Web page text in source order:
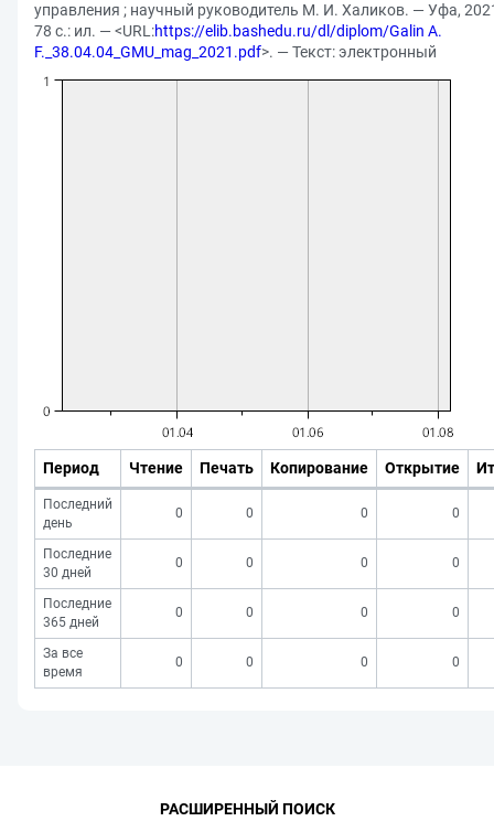
управления ; научный руководитель М. И. Халиков. — Уфа,
78 с.: ил. — <URL:https://elib.bashedu.ru/dl/diplom/Galin A.
F._38.04.04_GMU_mag_2021.pdf>. — Текст: электронный
Период Чтение Печать Копирование Открытие
Последний
день
0 0 0 0
Последние
30 дней
0 0 0 0
Последние
365 дней
0 0 0 0
За все
время
0 0 0 0
РАСШИРЕННЫЙ ПОИСК